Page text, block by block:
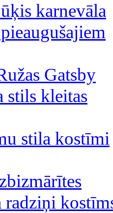
karnevāla
Gatsby
stils kleitas
stila kostīmi
radziņi